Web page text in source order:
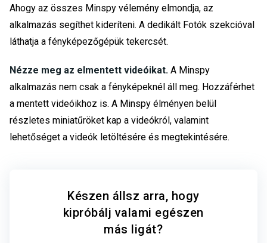
Ahogy az összes Minspy vélemény elmondja, az
alkalmazás segíthet kideríteni. A dedikált Fotók szekcióval
láthatja a fényképezőgépük tekercsét.
Nézze meg az elmentett videóikat. A Minspy
alkalmazás nem csak a fényképeknél áll meg. Hozzáférhet
a mentett videóikhoz is. A Minspy élményen belül
részletes miniatűröket kap a videókról, valamint
lehetőséget a videók letöltésére és megtekintésére.
Készen állsz arra, hogy
kipróbálj valami egészen
más ligát?